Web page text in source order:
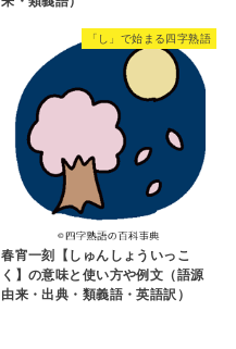
「し」で始まる四字熟語
春宵一刻【しゅんしょういっこ
く】の意味と使い方や例文（語源
由来・出典・類義語・英語訳）